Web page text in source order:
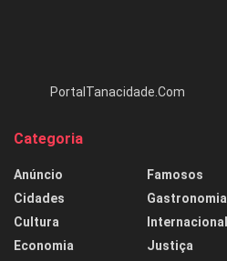
PortalTanacidade.Com
Categoria
Anúncio
Cidades
Cultura
Economia
Famosos
Gastronomia
Internacional
Justiça